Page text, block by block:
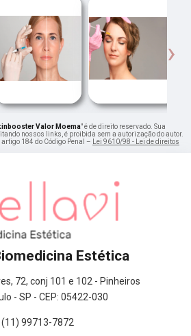
›
Valor Moema" é de direito reservado. Sua
nossos links, é proibida sem a autorização do autor.
184 do Código Penal – Lei 9610/98 - Lei de direitos
Estética
72, conj 101 e 102 - Pinheiros
- SP - CEP: 05422-030
(11) 99713-7872